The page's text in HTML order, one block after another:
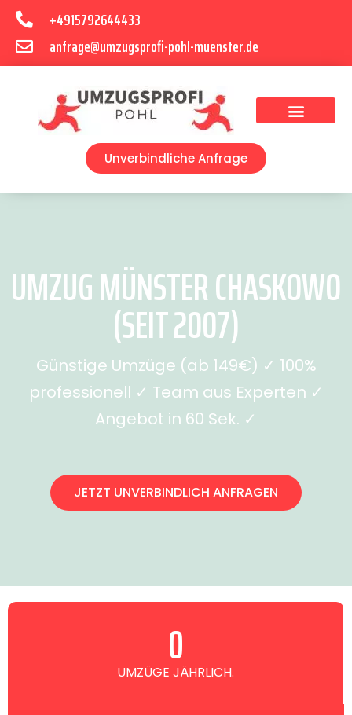
+4915792644433
anfrage@umzugsprofi-pohl-muenster.de
Unverbindliche Anfrage
UMZUG MÜNSTER CHASKOWO
(SEIT 2007)
Günstige Umzüge (ab 149€) ✓ 100%
professionell ✓ Team aus Experten ✓
Angebot in 60 Sek. ✓
JETZT UNVERBINDLICH ANFRAGEN
UMZÜGE JÄHRLICH.
0